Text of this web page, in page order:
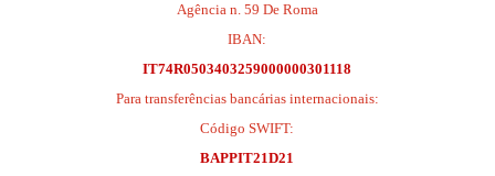
Agência n. 59 De Roma
IBAN:
IT74R0503403259000000301118
Para transferências bancárias internacionais:
Código SWIFT:
BAPPIT21D21